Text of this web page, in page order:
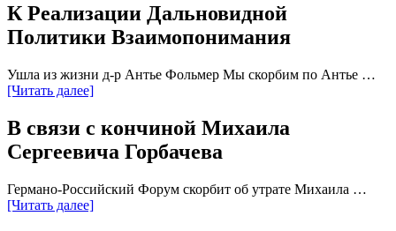
К Реализации Дальновидной
Политики Взаимопонимания
Ушла из жизни д-р Антье Фольмер Мы скорбим по Антье …
[Читать далее]
В связи с кончиной Михаила
Сергеевича Горбачева
Германо-Российский Форум скорбит об утрате Михаила …
[Читать далее]